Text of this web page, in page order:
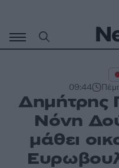
περιεχόμενο
09:44
Δημήτρης
Νόνη
μάθει